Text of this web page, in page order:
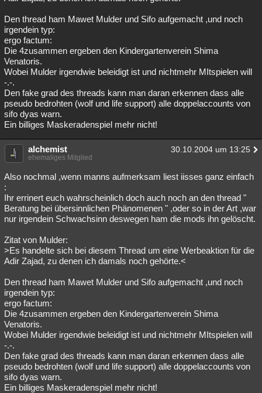
Den thread ham Mawet Mulder und Sifo aufgemacht ,und noch
irgendein typ:
ergo factum:
Die 4zusammen ergeben den Kindergartenverein Shima
Venatoris.
Wobei Mulder irgendwie beleidigt ist und nichtmehr MItspielen will
-.-.
Den fake grad des threads kann man daran erkennen dass alle
pseudo bedrohten (wolf und life support) alle doppelaccounts von
sifo dyas warn.
Ein billiges Maskeradenspiel mehr nicht!
alchemist 30.10.2004 um 13:25
ehemaliges Mitglied
Also nochmal ,wenn manns aufmerksam liest iisses ganz einfach
:
Ihr errinert euch wahrscheinlich doch auch noch an den thread "
Beratung bei übersinnlichen Phänomenen " ,oder so in der Art ,war
nur irgendein Schwachsinn deswegen ham die mods ihn gelöscht.
Zitat von Mulder:
>Es handelte sich bei diesem Thread um eine Werbeaktion für die
Adir Zajad, zu denen ich damals noch gehörte.<
Den thread ham Mawet Mulder und Sifo aufgemacht ,und noch
irgendein typ:
ergo factum:
Die 4zusammen ergeben den Kindergartenverein Shima
Venatoris.
Wobei Mulder irgendwie beleidigt ist und nichtmehr MItspielen will
-.-.
Den fake grad des threads kann man daran erkennen dass alle
pseudo bedrohten (wolf und life support) alle doppelaccounts von
sifo dyas warn.
Ein billiges Maskeradenspiel mehr nicht!